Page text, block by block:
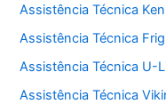
Assistência Técnica
Assistência Técnica
Assistência Técnica U-
Assistência Técnica